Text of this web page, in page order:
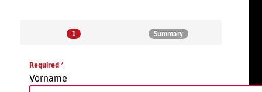
1 Summary
Required *
Vorname